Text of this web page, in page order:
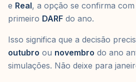
e Real, a opção se confirma
primeiro DARF do ano.
Isso significa que a decisão
outubro ou novembro do ano
simulações. Não deixe para